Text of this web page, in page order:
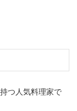
つ人気料理家で